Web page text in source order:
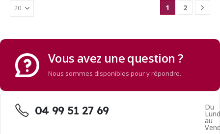
1 2
Vous avez une question ?
Nous sommes disponibles pour y répondre.
04 99 51 27 69 Du
au